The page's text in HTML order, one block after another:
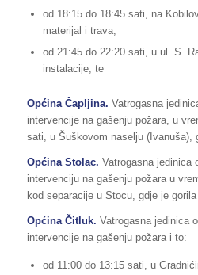
od 18:15 do 18:45 sati, na
materijal i trava,
od 21:45 do 22:20 sati, u ul. S.
instalacije, te
Općina Čapljina. Vatrogasna
intervencije na gašenju požara, u
sati, u Šuškovom naselju (Ivanuša),
Općina Stolac. Vatrogasna jedinica
intervenciju na gašenju požara u
kod separacije u Stocu, gdje je
Općina Čitluk. Vatrogasna jedinica
intervencije na gašenju požara i to:
od 11:00 do 13:15 sati, u